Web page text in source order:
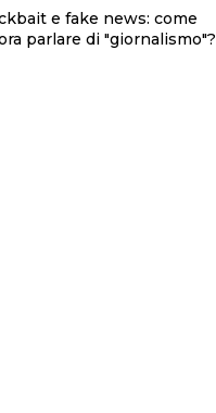
e fake news: come
parlare di "giornalismo"?